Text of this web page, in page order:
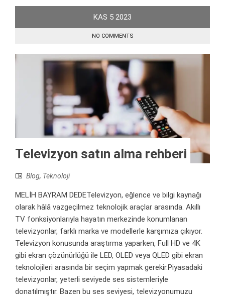
KAS 5 2023
NO COMMENTS
Televizyon satın alma rehberi
Blog, Teknoloji
MELİH BAYRAM DEDETelevizyon, eğlence ve bilgi kaynağı
olarak hâlâ vazgeçilmez teknolojik araçlar arasında. Akıllı
TV fonksiyonlarıyla hayatın merkezinde konumlanan
televizyonlar, farklı marka ve modellerle karşımıza çıkıyor.
Televizyon konusunda araştırma yaparken, Full HD ve 4K
gibi ekran çözünürlüğü ile LED, OLED veya QLED gibi ekran
teknolojileri arasında bir seçim yapmak gerekir.Piyasadaki
televizyonlar, yeterli seviyede ses sistemleriyle
donatılmıştır. Bazen bu ses seviyesi, televizyonumuzu